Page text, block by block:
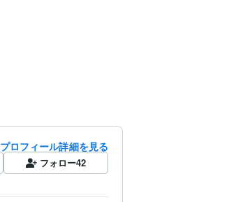
プロフィール詳細を見る
フォロー42